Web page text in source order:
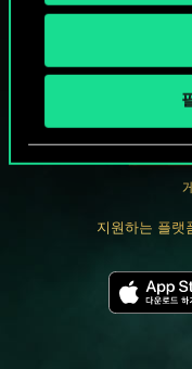
궨트
PC
지원하는 플랫